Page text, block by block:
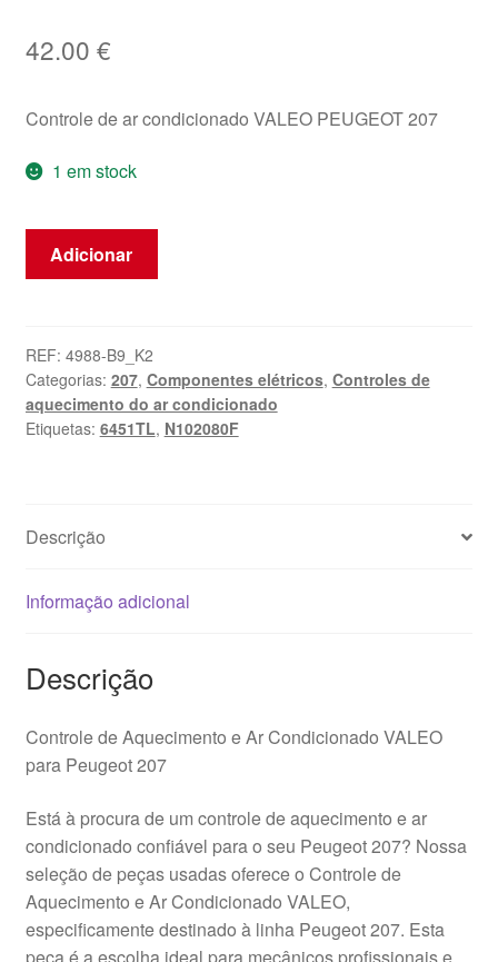
42.00 €
Controle de ar condicionado VALEO PEUGEOT 207
1 em stock
Quantidade
Aquecimento
e
Ar
Condicionado
6451TL
Adicionar
REF: 4988-B9_K2
Categorias: 207, Componentes elétricos, Controles de
aquecimento do ar condicionado
Etiquetas: 6451TL, N102080F
Descrição
Informação adicional
Descrição
Controle de Aquecimento e Ar Condicionado VALEO
para Peugeot 207
Está à procura de um controle de aquecimento e ar
condicionado confiável para o seu Peugeot 207? Nossa
seleção de peças usadas oferece o Controle de
Aquecimento e Ar Condicionado VALEO,
especificamente destinado à linha Peugeot 207. Esta
peça é a escolha ideal para mecânicos profissionais e